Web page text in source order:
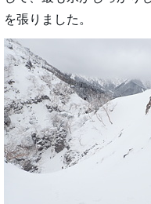
を張りました。